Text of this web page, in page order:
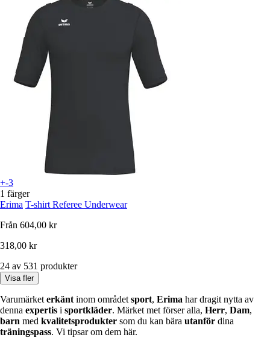
+-3
1 färger
Erima T-shirt Referee Underwear
Från 604,00 kr
318,00 kr
24 av 531 produkter
Visa fler
Varumärket erkänt inom området sport, Erima har dragit nytta av
denna expertis i sportkläder. Märket met förser alla, Herr, Dam,
barn med kvalitetsprodukter som du kan bära utanför dina
träningspass. Vi tipsar om dem här.